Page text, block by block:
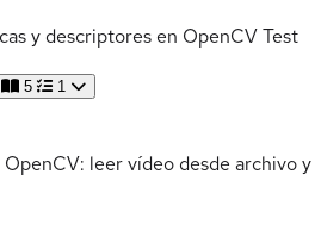
y descriptores en OpenCVTest
5 1
leer vídeo desde archivo y